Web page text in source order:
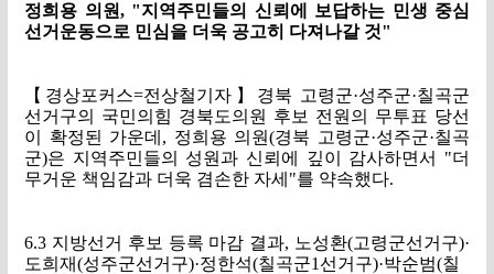
정희용 의원, "지역주민들의 신뢰에 보답하는 민생 중심
선거운동으로 민심을 더욱 공고히 다져나갈 것"
【 경상포커스=전상철기자 】 경북 고령군·성주군·칠곡군
선거구의 국민의힘 경북도의원 후보 전원의 무투표 당선
이 확정된 가운데 , 정희용 의원(경북 고령군·성주군·칠곡
군)은 지역주민들의 성원과 신뢰에 깊이 감사하면서 "더
무거운 책임감과 더욱 겸손한 자세 "를 약속했다.
6.3 지방선거 후보 등록 마감 결과, 노성환(고령군선거구)·
도희재(성주군선거구)·정한석(칠곡군1 선거구)·박순범(칠